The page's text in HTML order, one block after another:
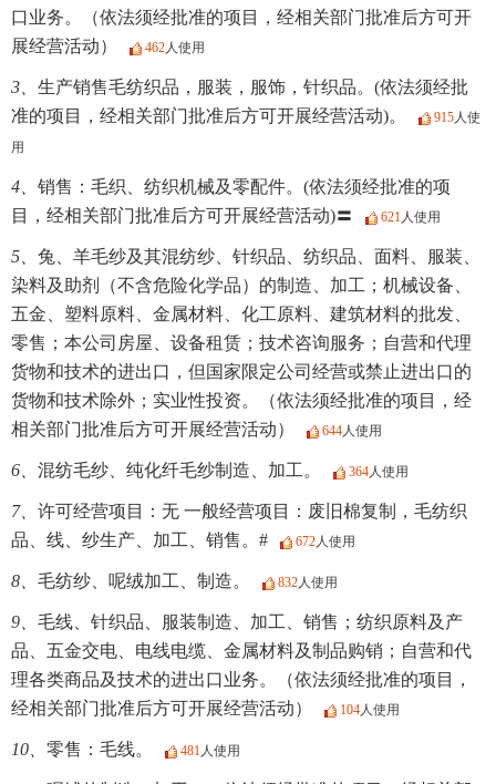
口业务。（依法须经批准的项目，经相关部门批准后方可开
展经营活动）
462人使用
3、 生产销售毛纺织品，服装，服饰，针织品。(依法须经批
准的项目，经相关部门批准后方可开展经营活动)。
915人使
用
4、 销售：毛织、纺织机械及零配件。(依法须经批准的项
目，经相关部门批准后方可开展经营活动)〓
621人使用
5、 兔、羊毛纱及其混纺纱、针织品、纺织品、面料、服装、
染料及助剂（不含危险化学品）的制造、加工；机械设备、
五金、塑料原料、金属材料、化工原料、建筑材料的批发、
零售；本公司房屋、设备租赁；技术咨询服务；自营和代理
货物和技术的进出口，但国家限定公司经营或禁止进出口的
货物和技术除外；实业性投资。（依法须经批准的项目，经
相关部门批准后方可开展经营活动）
644人使用
6、 混纺毛纱、纯化纤毛纱制造、加工。 364人使用
7、 许可经营项目：无 一般经营项目：废旧棉复制，毛纺织
品、线、纱生产、加工、销售。#
672人使用
8、 毛纺纱、呢绒加工、制造。 832人使用
9、 毛线、针织品、服装制造、加工、销售；纺织原料及产
品、五金交电、电线电缆、金属材料及制品购销；自营和代
理各类商品及技术的进出口业务。（依法须经批准的项目，
经相关部门批准后方可开展经营活动）
104人使用
10、 零售：毛线。 481人使用